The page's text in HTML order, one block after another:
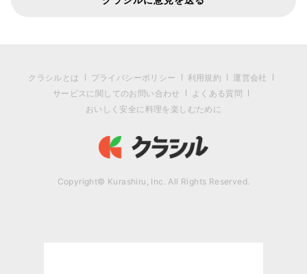
クラシルとは プライバシーポリシー 利用規約
運営会社
サービスに関してのお問い合わせ
よくある質問
おいしく安全に料理を楽しむために
Copyright© Kurashiru, Inc. All Rights Reserved.